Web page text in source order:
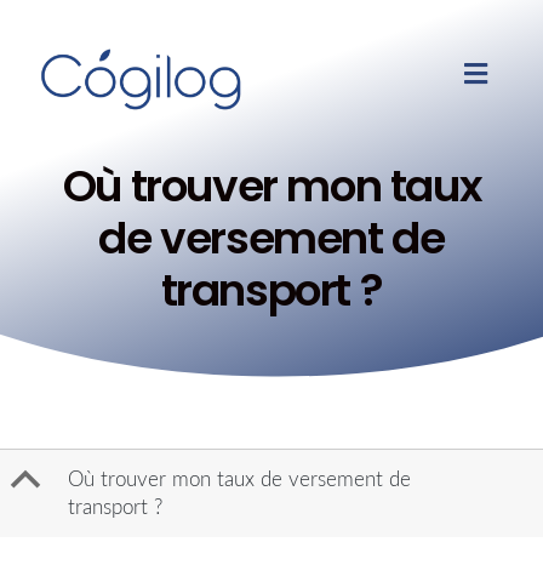
Où trouver mon taux
de versement de
transport ?
B
Où trouver mon taux de versement de
transport ?